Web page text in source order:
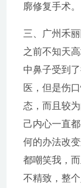
廓修复手术。
三、广州禾
之前不知天
中鼻子受到
医，但是伤
态，而且较
己内心一直
何的办法改
都嘲笑我，
不精致，整